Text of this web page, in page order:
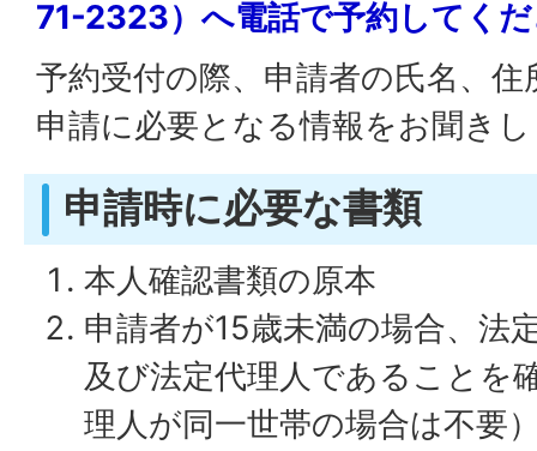
71-2323）へ電話で予約してく
予約受付の際、申請者の氏名、
申請に必要となる情報をお聞き
申請時に必要な書類
本人確認書類の原本
申請者が15歳未満の場合、法
及び法定代理人であることを
理人が同一世帯の場合は不要